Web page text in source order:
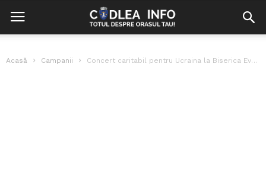
Acasă Campanii Concert caritabil pentru Ucraina la Biserica Evanghelică Fortificată